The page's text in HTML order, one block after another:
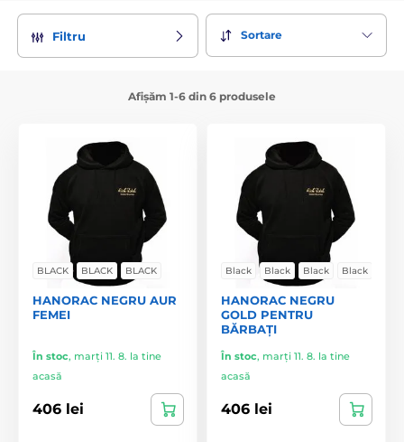
Filtru Sortare
Afișăm 1-6 din 6 produsele
BLACK BLACK BLACK
HANORAC NEGRU AUR
FEMEI
În stoc, marți 11. 8. la tine
acasă
406 lei
Black Black Black Black
HANORAC NEGRU
GOLD PENTRU
BĂRBAȚI
În stoc, marți 11. 8. la tine
acasă
406 lei